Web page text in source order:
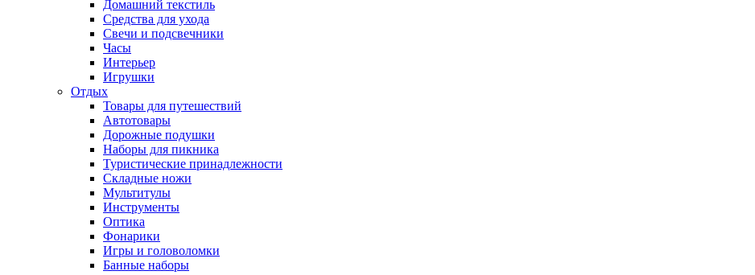
Домашний текстиль
Средства для ухода
Свечи и подсвечники
Часы
Интерьер
Игрушки
Отдых
Товары для путешествий
Автотовары
Дорожные подушки
Наборы для пикника
Туристические принадлежности
Складные ножи
Мультитулы
Инструменты
Оптика
Фонарики
Игры и головоломки
Банные наборы